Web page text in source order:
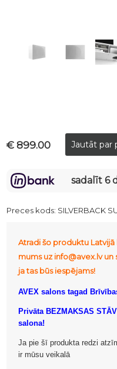
€ 899.00
sadalīt 6
Preces kods: SILVERBACK
Atradi šo produktu
mums uz info@avex.lv
ja tas būs iespējams!
AVEX salons tagad
Privāta BEZMAKSAS
salona!
Ja pie šī produkta redzi
ir mūsu veikalā